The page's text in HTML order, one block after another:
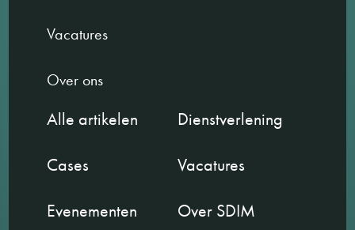
Vacatures
Over ons
Alle artikelen
Dienstverlening
Cases
Vacatures
Evenementen
Over SDIM